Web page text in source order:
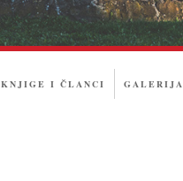
KNJIGE I ČLANCI GALERIJA